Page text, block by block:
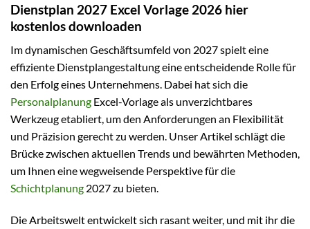
Dienstplan 2027 Excel Vorlage 2026 hier
kostenlos downloaden
Im dynamischen Geschäftsumfeld von 2027 spielt eine
effiziente Dienstplangestaltung eine entscheidende Rolle für
den Erfolg eines Unternehmens. Dabei hat sich die
Personalplanung Excel-Vorlage als unverzichtbares
Werkzeug etabliert, um den Anforderungen an Flexibilität
und Präzision gerecht zu werden. Unser Artikel schlägt die
Brücke zwischen aktuellen Trends und bewährten Methoden,
um Ihnen eine wegweisende Perspektive für die
Schichtplanung 2027 zu bieten.
Die Arbeitswelt entwickelt sich rasant weiter, und mit ihr die